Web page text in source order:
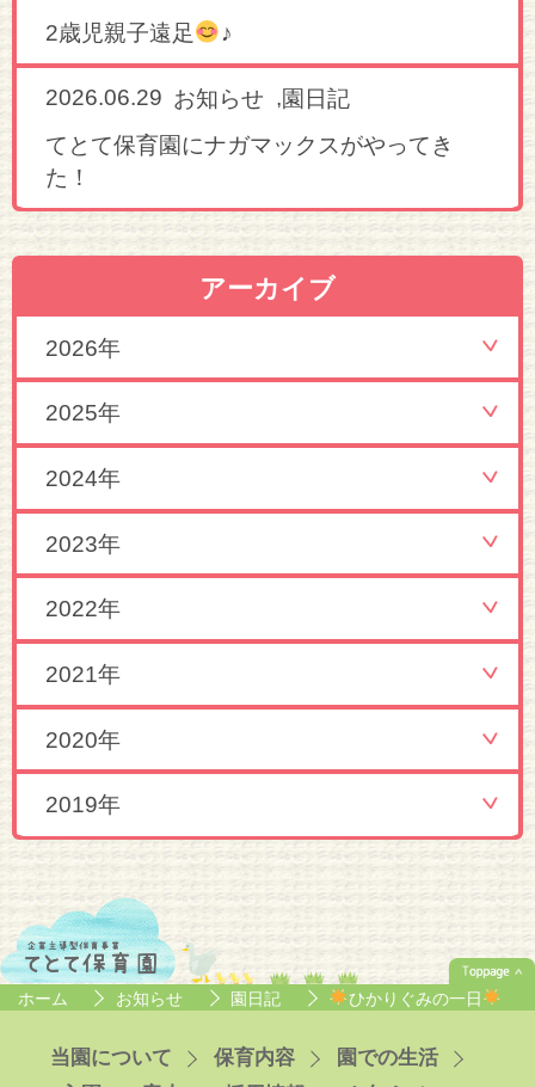
2歳児親子遠足
♪
2026.06.29 お知らせ ,園日記
てとて保育園にナガマックスがやってき
た！
アーカイブ
2026年
2025年
2024年
2023年
2022年
2021年
2020年
2019年
ホーム お知らせ 園日記 ひかりぐみの一日
当園について 保育内容
園での生活